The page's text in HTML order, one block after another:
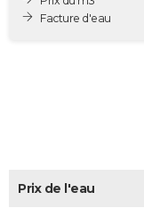
Destinations
City break
Voyage nature
Voyage de noces
Forum
Climat
PHOTO
Dictionnaire
Biographies
Citations
Expressions
Proverbes
Facture d'eau
Prix de l'eau